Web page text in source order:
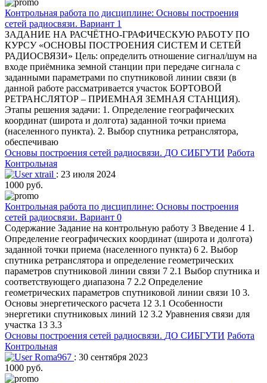
Контрольная работа по дисциплине: Основы построения
сетей радиосвязи. Вариант 1
ЗАДАНИЕ НА РАСЧЁТНО-ГРАФИЧЕСКУЮ РАБОТУ ПО
КУРСУ «ОСНОВЫ ПОСТРОЕНИЯ СИСТЕМ И СЕТЕЙ
РАДИОСВЯЗИ» Цель: определить отношение сигнал/шум на
входе приёмника земной станции при передаче сигнала с
заданными параметрами по спутниковой линии связи (в
данной работе рассматривается участок БОРТОВОЙ
РЕТРАНСЛЯТОР – ПРИЕМНАЯ ЗЕМНАЯ СТАНЦИЯ).
Этапы решения задачи: 1. Определение географических
координат (широта и долгота) заданной точки приема
(населенного пункта). 2. Выбор спутника ретранслятора,
обеспечиваю
Основы построения сетей радиосвязи. ДО СИБГУТИ Работа
Контрольная
xtrail : 23 июля 2024
1000 руб.
Контрольная работа по дисциплине: Основы построения
сетей радиосвязи. Вариант 0
Содержание Задание на контрольную работу 3 Введение 4 1.
Определение географических координат (широта и долгота)
заданной точки приема (населенного пункта) 6 2. Выбор
спутника ретранслятора и определение геометрических
параметров спутниковой линии связи 7 2.1 Выбор спутника и
соответствующего диапазона 7 2.2 Определение
геометрических параметров спутниковой линии связи 10 3.
Основы энергетического расчета 12 3.1 Особенности
энергетики спутниковых линий 12 3.2 Уравнения связи для
участка 13 3.3
Основы построения сетей радиосвязи. ДО СИБГУТИ Работа
Контрольная
Roma967 : 30 сентября 2023
1000 руб.